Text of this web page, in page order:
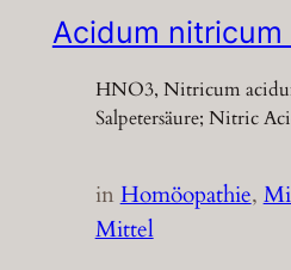
Acidum
HNO3, Nitricum
Salpetersäure; Nitric
inHomöopathie,
Mittel